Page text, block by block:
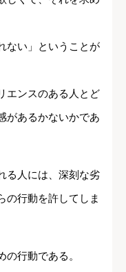
ない」ということが
エンスのある人とど
があるかないかであ
る人には、深刻な劣
の行動を許してしま
行動である。